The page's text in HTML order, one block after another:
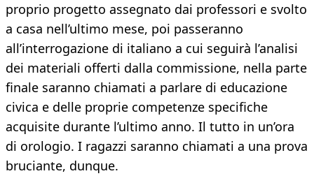
proprio progetto assegnato dai professori e svolto
a casa nell’ultimo mese, poi passeranno
all’interrogazione di italiano a cui seguirà l’analisi
dei materiali offerti dalla commissione, nella parte
finale saranno chiamati a parlare di educazione
civica e delle proprie competenze specifiche
acquisite durante l’ultimo anno. Il tutto in un’ora
di orologio. I ragazzi saranno chiamati a una prova
bruciante, dunque.